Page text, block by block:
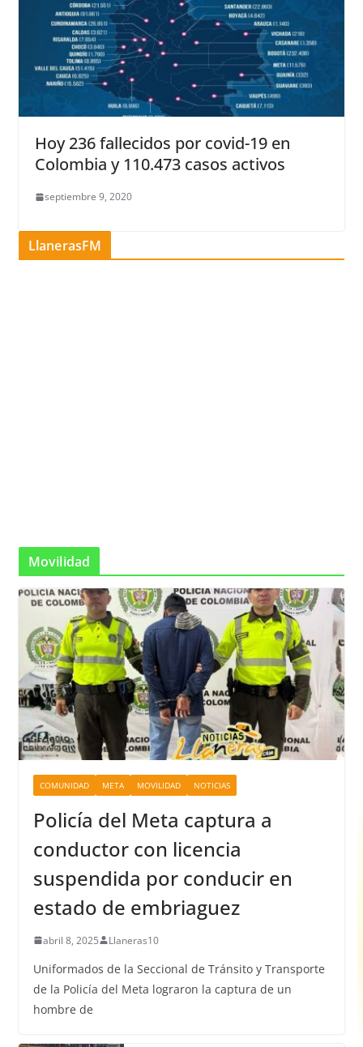
Hoy 236 fallecidos por covid-19 en
Colombia y 110.473 casos activos
septiembre 9, 2020
LlanerasFM
Movilidad
COMUNIDAD META MOVILIDAD NOTICIAS
Policía del Meta captura a
conductor con licencia
suspendida por conducir en
estado de embriaguez
abril 8, 2025 Llaneras10
Uniformados de la Seccional de Tránsito y Transporte
de la Policía del Meta lograron la captura de un
hombre de